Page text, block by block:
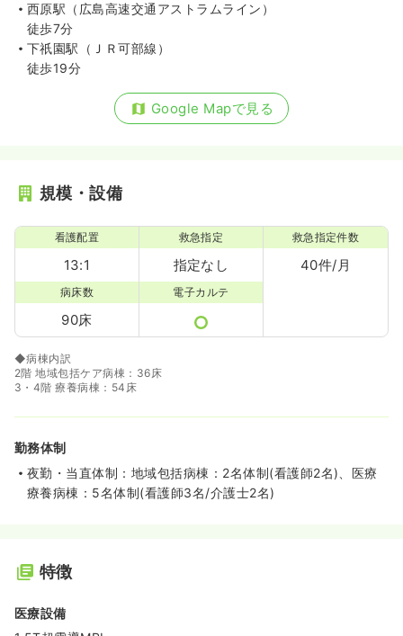
西原駅（広島高速交通アストラムライン）
徒歩7分
下祇園駅（ＪＲ可部線）
徒歩19分
Google Mapで見る
規模・設備
看護配置
13:1
救急指定
指定なし
救急指定件数
40件/月
病床数
90床
電子カルテ
◆病棟内訳
2階 地域包括ケア病棟：36床
3・4階 療養病棟：54床
勤務体制
夜勤・当直体制：地域包括病棟：2名体制(看護師2名)、医療
療養病棟：5名体制(看護師3名/介護士2名)
特徴
医療設備